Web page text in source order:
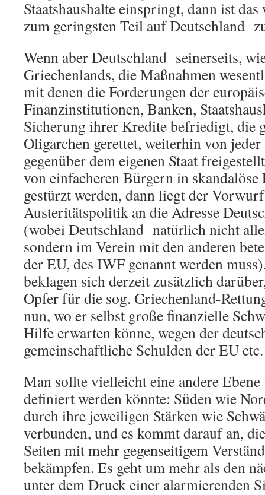
Staatshaushalte einspringt, dann ist
zum geringsten Teil auf Deutschland
Wenn aber Deutschland seinerseits,
Griechenlands, die Maßnahmen
mit denen die Forderungen der
Finanzinstitutionen, Banken,
Sicherung ihrer Kredite befriedigt, die
Oligarchen gerettet, weiterhin von
gegenüber dem eigenen Staat
von einfacheren Bürgern in skandalöse
gestürzt werden, dann liegt der
Austeritätspolitik an die Adresse
(wobei Deutschland natürlich nicht
sondern im Verein mit den anderen
der EU, des IWF genannt werden
beklagen sich derzeit zusätzlich
Opfer für die sog. Griechenland-
nun, wo er selbst große finanzielle
Hilfe erwarten könne, wegen der
gemeinschaftliche Schulden der EU etc.
Man sollte vielleicht eine andere Ebene
definiert werden könnte: Süden wie
durch ihre jeweiligen Stärken wie
verbunden, und es kommt darauf an,
Seiten mit mehr gegenseitigem
bekämpfen. Es geht um mehr als den
unter dem Druck einer alarmierenden